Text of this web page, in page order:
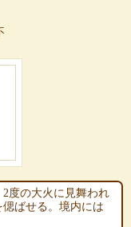
度の大火に見舞われ
ばせる。境内には